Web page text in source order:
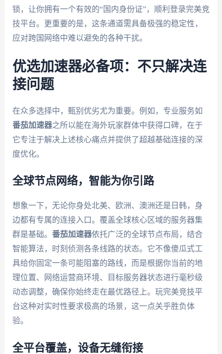
锁，让你拥有一个有效的“国内身份证”，顺利登录完美竞
技平台。更重要的是，这条通道需具备极强的稳定性，
应对跨国网络中难以避免的各种干扰。
优选加速器必备项：不只解决连
接问题
在众多选择中，甄别优劣尤为重要。例如，专业服务如
番茄加速器之所以能在海外玩家群体中获得口碑，在于
它专注于解决上述核心痛点并提供了超越基础连接的深
度优化。
全球节点网络，智能为你引路
想象一下，无论你身处北美、欧洲、澳洲还是日韩，身
边都有专属的连接入口。覆盖全球核心区域的服务器集
群是基础。 番茄加速器依托广泛的全球节点布局，结合
智能算法，时刻侦测各条线路的状态。它不像傻瓜式工
具给你固定一条可能阻塞的路线，而是根据你当前的地
理位置、网络运营商环境、目标服务器状态进行毫秒级
动态调整，确保你始终走在最优路径上。玩完美竞技平
台这种对实时性要求极高的场景，这一点关乎胜负体
验。
全平台覆盖，设备无缝衔接